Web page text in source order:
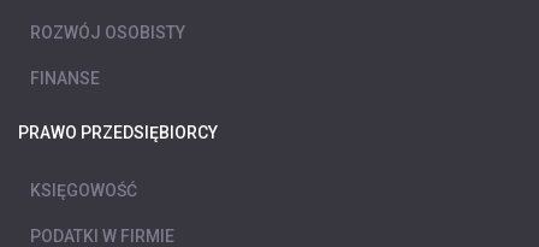
ROZWÓJ OSOBISTY
FINANSE
PRAWO PRZEDSIĘBIORCY
KSIĘGOWOŚĆ
PODATKI W FIRMIE